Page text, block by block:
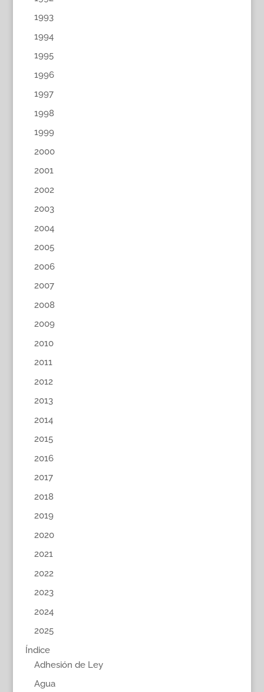
1993
1994
1995
1996
1997
1998
1999
2000
2001
2002
2003
2004
2005
2006
2007
2008
2009
2010
2011
2012
2013
2014
2015
2016
2017
2018
2019
2020
2021
2022
2023
2024
2025
Índice
Adhesión de Ley
Agua